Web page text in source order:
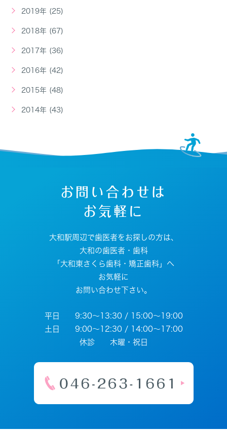
2019年 (25)
2018年 (67)
2017年 (36)
2016年 (42)
2015年 (48)
2014年 (43)
お問い合わせは
お気軽に
大和駅周辺で歯医者をお探しの方は、
大和の歯医者・歯科
「大和東さくら歯科・矯正歯科」へ
お気軽に
お問い合わせ下さい。
平日 9:30～13:30 / 15:00～19:00
土日 9:00～12:30 / 14:00～17:00
休診 木曜・祝日